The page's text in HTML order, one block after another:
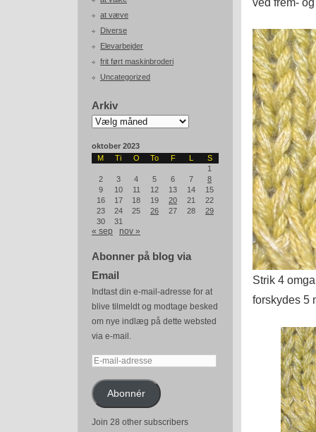
at væve
Diverse
Elevarbejder
frit ført maskinbroderi
Uncategorized
Arkiv
Arkiv
oktober 2023
M
Ti O To F L
S
1
2
3 4 5 6 7
8
9
10 11 12 13 14
15
16
17 18 19 20 21
22
23
24 25 26 27 28
29
30
31
« sep nov »
Abonner på blog via
Email
Indtast din e-mail-adresse for at
blive tilmeldt og modtage besked
om nye indlæg på dette websted
via e-mail.
E-
adresseAbonnér
Join 28 other subscribers
Strik 4
forskydes 5